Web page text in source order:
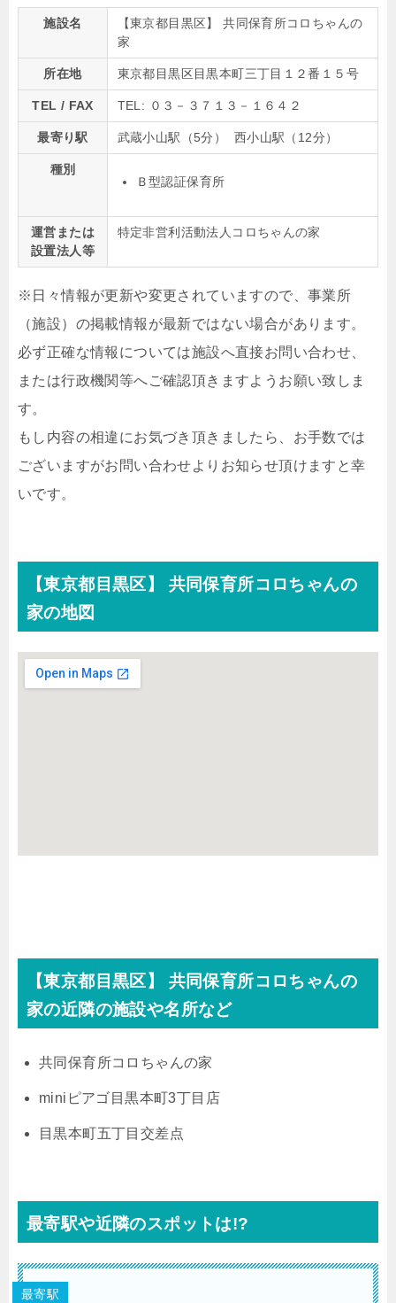
施設名
【東京都目黒区】 共同保育所コロちゃんの
家
所在地 東京都目黒区目黒本町三丁目１２番１５号
TEL / FAX TEL: ０３－３７１３－１６４２
最寄り駅 武蔵小山駅（5分） 西小山駅（12分）
種別
Ｂ型認証保育所
運営または
設置法人等
特定非営利活動法人コロちゃんの家
※日々情報が更新や変更されていますので、事業所
（施設）の掲載情報が最新ではない場合があります。
必ず正確な情報については施設へ直接お問い合わせ、
または行政機関等へご確認頂きますようお願い致しま
す。
もし内容の相違にお気づき頂きましたら、お手数では
ございますがお問い合わせよりお知らせ頂けますと幸
いです。
【東京都目黒区】 共同保育所コロちゃんの
家の地図
【東京都目黒区】 共同保育所コロちゃんの
家の近隣の施設や名所など
共同保育所コロちゃんの家
miniピアゴ目黒本町3丁目店
目黒本町五丁目交差点
最寄駅や近隣のスポットは!?
最寄駅